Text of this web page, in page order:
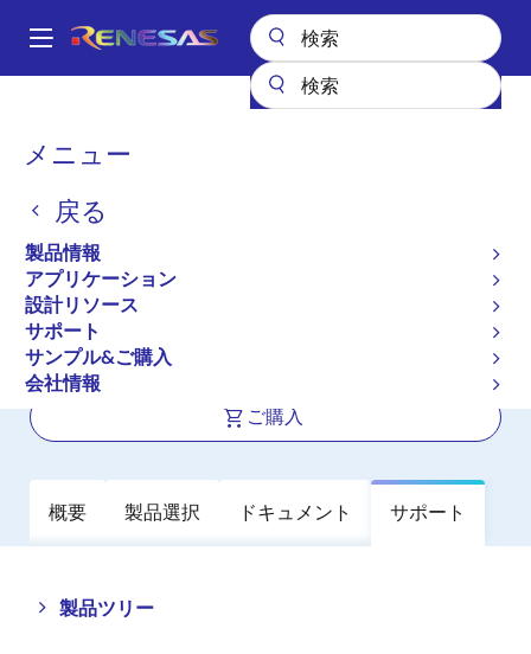
ン
Main
メニュー
戻る
製品情報
アプリケーション
設計リソース
サポート
サンプル&ご購入
会社情報
パ
く
ず
オペアンプ
高精度オペアンプ（Vos <1mV）
ISL28233A
NEW
デュアルマイクロパワー、高精度オペ
アンプ
ご購入
概要 製品選択 ドキュメント サポート
製品ツリー
Close
Open